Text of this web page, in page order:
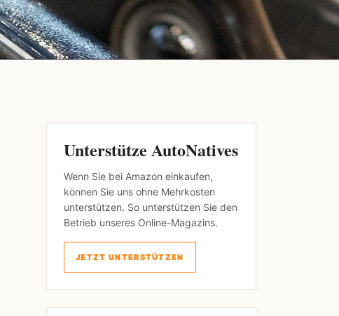
Unterstütze AutoNatives
Wenn Sie bei Amazon einkaufen,
können Sie uns ohne Mehrkosten
unterstützen. So unterstützen Sie den
Betrieb unseres Online-Magazins.
JETZT UNTERSTÜTZEN